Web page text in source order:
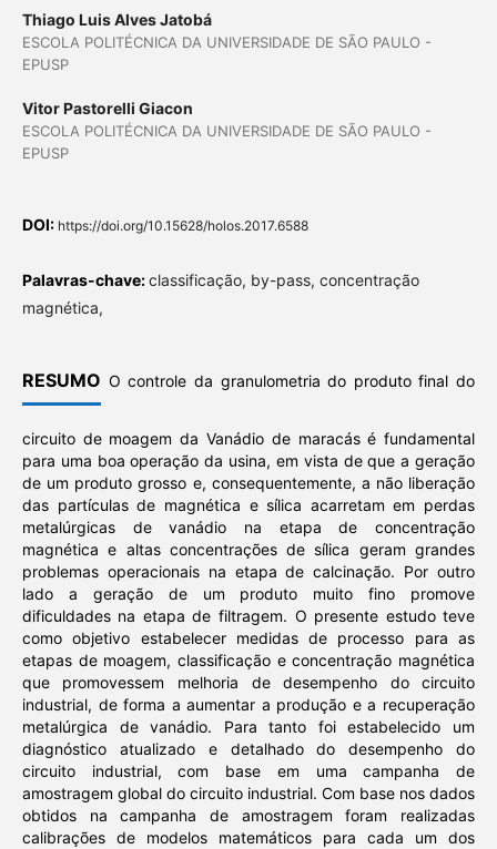
Thiago Luis Alves Jatobá
ESCOLA POLITÉCNICA DA UNIVERSIDADE DE SÃO PAULO -
EPUSP
Vitor Pastorelli Giacon
ESCOLA POLITÉCNICA DA UNIVERSIDADE DE SÃO PAULO -
EPUSP
DOI: https://doi.org/10.15628/holos.2017.6588
Palavras-chave:classificação, by-pass, concentração
magnética,
RESUMO O controle da granulometria do produto final do
circuito de moagem da Vanádio de maracás é fundamental
para uma boa operação da usina, em vista de que a geração
de um produto grosso e, consequentemente, a não liberação
das partículas de magnética e sílica acarretam em perdas
metalúrgicas de vanádio na etapa de concentração
magnética e altas concentrações de sílica geram grandes
problemas operacionais na etapa de calcinação. Por outro
lado a geração de um produto muito fino promove
dificuldades na etapa de filtragem. O presente estudo teve
como objetivo estabelecer medidas de processo para as
etapas de moagem, classificação e concentração magnética
que promovessem melhoria de desempenho do circuito
industrial, de forma a aumentar a produção e a recuperação
metalúrgica de vanádio. Para tanto foi estabelecido um
diagnóstico atualizado e detalhado do desempenho do
circuito industrial, com base em uma campanha de
amostragem global do circuito industrial. Com base nos dados
obtidos na campanha de amostragem foram realizadas
calibrações de modelos matemáticos para cada um dos